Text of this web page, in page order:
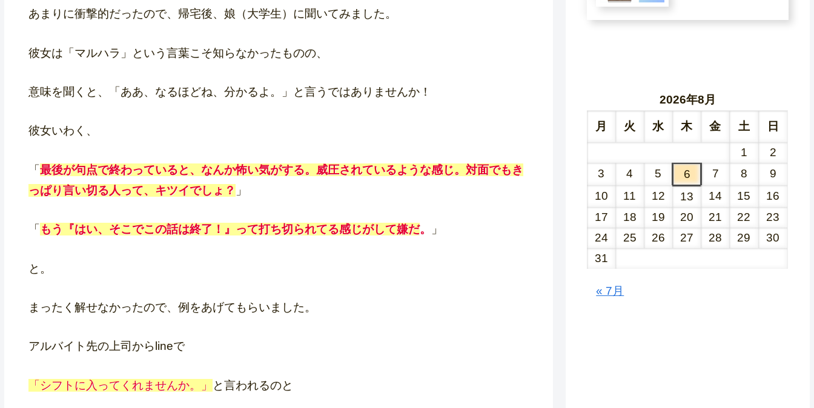
あまりに衝撃的だったので、帰宅後、娘（大学生）に聞いてみました。
彼女は「マルハラ」という言葉こそ知らなかったものの、
意味を聞くと、「ああ、なるほどね、分かるよ。」と言うではありませんか！
彼女いわく、
「 最後が句点で終わっていると、なんか怖い気がする。威圧されているような感じ。対面でもき
っぱり言い切る人って、キツイでしょ？ 」
「 もう『はい、そこでこの話は終了！』って打ち切られてる感じがして嫌だ。 」
と。
まったく解せなかったので、例をあげてもらいました。
アルバイト先の上司からlineで
「シフトに入ってくれませんか。」 と言われるのと
2026年8月
月 火 水 木 金 土 日
1
2
3
4 5 6 7 8
9
10
11 12 13 14 15
16
17
18 19 20 21 22
23
24
25 26 27 28 29
30
31
« 7月